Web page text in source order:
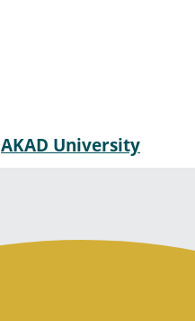
AKAD University